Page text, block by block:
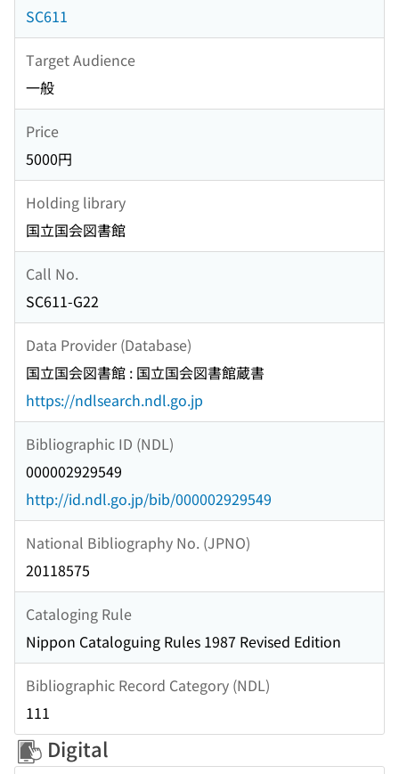
SC611
Target Audience
一般
Price
5000円
Holding library
国立国会図書館
Call No.
SC611-G22
Data Provider (Database)
国立国会図書館 : 国立国会図書館蔵書
https://ndlsearch.ndl.go.jp
Bibliographic ID (NDL)
000002929549
http://id.ndl.go.jp/bib/000002929549
National Bibliography No. (JPNO)
20118575
Cataloging Rule
Nippon Cataloguing Rules 1987 Revised Edition
Bibliographic Record Category (NDL)
111
Digital